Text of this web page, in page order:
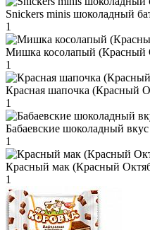
Snickers minis шоколадный
1
Мишка косолапый (Красный
1
Красная шапочка (Красный
1
Бабаевские шоколадный
1
Красный мак (Красный
1